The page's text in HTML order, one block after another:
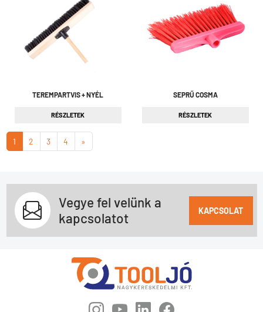
TEREMPARTVIS + NYÉL
RÉSZLETEK
SEPRŰ COSMA
RÉSZLETEK
1 2 3 4 »
Vegye fel velünk a
kapcsolatot
KAPCSOLAT